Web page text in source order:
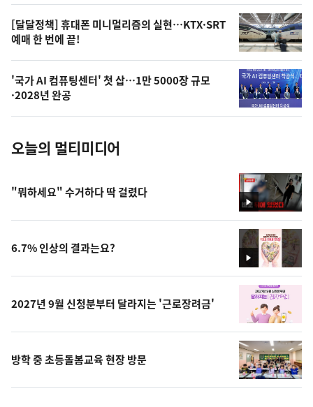
오
늘
의
사
진
[달달정책] 휴대폰 미니멀리즘의 실현…KTX·SRT
예매 한 번에 끝!
'국가 AI 컴퓨팅센터' 첫 삽…1만 5000장 규모
·2028년 완공
오늘의 멀티미디어
영
상
"뭐하세요" 수거하다 딱 걸렸다
영
상
6.7% 인상의 결과는요?
2027년 9월 신청분부터 달라지는 '근로장려금'
방학 중 초등돌봄교육 현장 방문